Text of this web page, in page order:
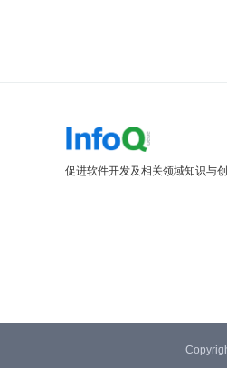
促进软件开发及相关领域知识与